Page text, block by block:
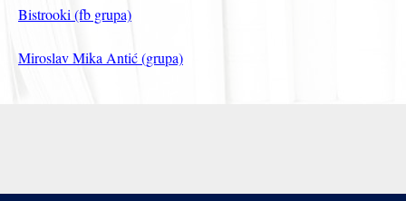
Bistrooki (fb grupa)
Miroslav Mika Antić (grupa)